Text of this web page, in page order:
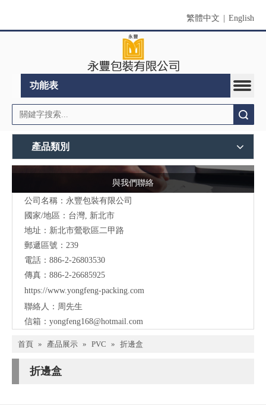
繁體中文 English
功能表
產品類別
與我們聯絡
公司名稱：永豐包裝有限公司
國家/地區：台灣, 新北市
地址：新北市鶯歌區二甲路
郵遞區號：239
電話：886-2-26803530
傳真：886-2-26685925
https://www.yongfeng-packing. com
聯絡人：周先生
信箱： yongfeng168@hotmail.com
首頁 » 產品展示 » PVC » 折邊盒
折邊盒